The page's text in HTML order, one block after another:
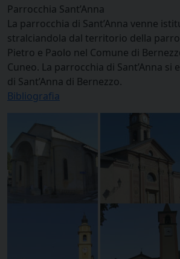
Parrocchia Sant’Anna
La parrocchia di Sant’Anna venne
stralciandola dal territorio della
Pietro e Paolo nel Comune di
Cuneo. La parrocchia di Sant’Anna si
di Sant’Anna di Bernezzo.
Bibliografia